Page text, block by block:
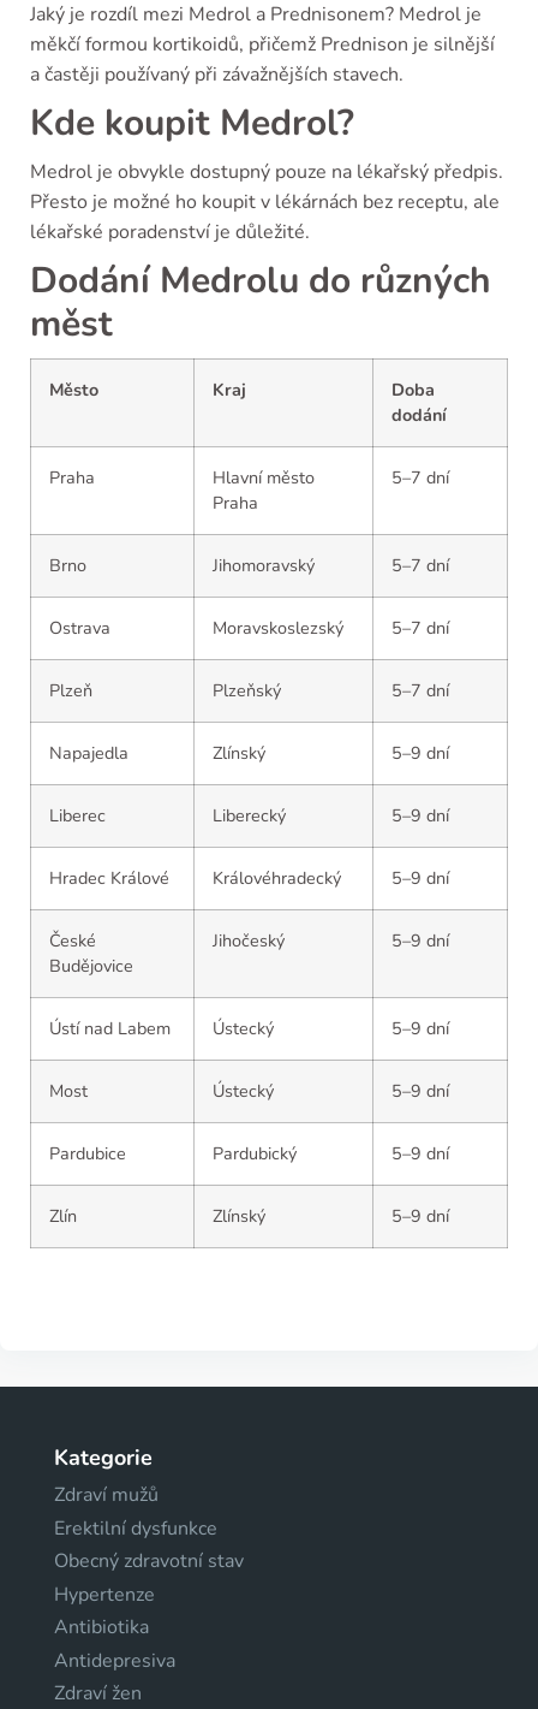
Jaký je rozdíl mezi Medrol a Prednisonem? Medrol je
měkčí formou kortikoidů, přičemž Prednison je silnější
a častěji používaný při závažnějších stavech.
Kde koupit Medrol?
Medrol je obvykle dostupný pouze na lékařský předpis.
Přesto je možné ho koupit v lékárnách bez receptu, ale
lékařské poradenství je důležité.
Dodání Medrolu do různých
měst
Město Kraj
Doba
dodání
Praha
Hlavní město
Praha
5–7 dní
Brno Jihomoravský 5–7 dní
Ostrava Moravskoslezský 5–7 dní
Plzeň Plzeňský 5–7 dní
Napajedla Zlínský 5–9 dní
Liberec Liberecký 5–9 dní
Hradec Králové Královéhradecký 5–9 dní
České
Budějovice
Jihočeský 5–9 dní
Ústí nad Labem Ústecký 5–9 dní
Most Ústecký 5–9 dní
Pardubice Pardubický 5–9 dní
Zlín Zlínský 5–9 dní
Kategorie
Zdraví mužů
Erektilní dysfunkce
Obecný zdravotní stav
Hypertenze
Antibiotika
Antidepresiva
Zdraví žen